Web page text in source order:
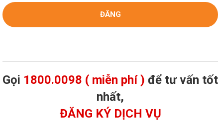
Gọi 1800.0098 ( miễn phí ) để tư vấn tốt
nhất,
ĐĂNG KÝ DỊCH VỤ